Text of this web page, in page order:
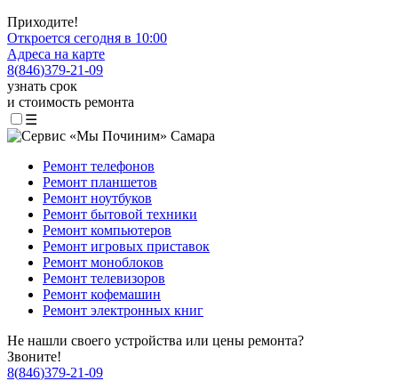
Приходите!
Откроется сегодня в 10:00
Адреса на карте
8(846)379-21-09
узнать срок
и стоимость ремонта
☰
Ремонт телефонов
Ремонт планшетов
Ремонт ноутбуков
Ремонт бытовой техники
Ремонт компьютеров
Ремонт игровых приставок
Ремонт моноблоков
Ремонт телевизоров
Ремонт кофемашин
Ремонт электронных книг
Не нашли своего устройства или цены ремонта?
Звоните!
8(846)379-21-09